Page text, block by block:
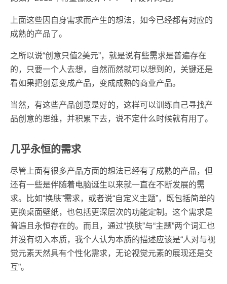
上面这些因自身需求而产生的想法，如今已经都有对应的
成熟的产品了。
之所以说“创意只值2美元”，就是说有些需求是普遍存在
的，只要一个人去想，自然而然就可以想到的，关键还是
看如果把创意变成产品，变成成熟的商业产品。
当然，有这些产品创意是好的，这样可以训练自己寻找产
品创意的思维，并积累下去，说不定什么时候就有用了。
几乎永恒的需求
尽管上面有很多产品方面的想法已经有了成熟的产品，但
还有一些是伴随着电脑诞生以来就一直在不断发展的需
求。比如“换肤”需求，或者说“自定义主题”，既包括简单的
更换桌面壁纸，也包括更深层次的功能定制。这个需求是
普遍且永恒存在的。而且，通过“换肤”与“主题”两个词汇也
并没有切入本质，我个人认为本质的描述应该是“人对与视
觉元素天然具有个性化需求，无论视觉元素的展现还是交
互”。